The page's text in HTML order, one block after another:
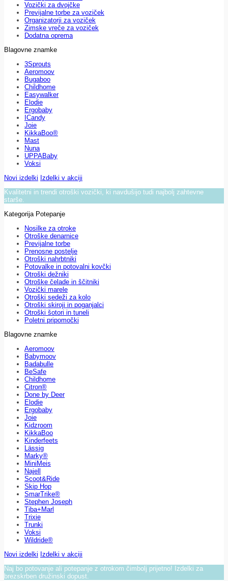
Vozički za dvojčke
Previjalne torbe za voziček
Organizatorji za voziček
Zimske vreče za voziček
Dodatna oprema
Blagovne znamke
3Sprouts
Aeromoov
Bugaboo
Childhome
Easywalker
Elodie
Ergobaby
ICandy
Joie
KikkaBoo®
Mast
Nuna
UPPABaby
Voksi
Novi izdelki Izdelki v akciji
Kvalitetni in trendi otroški vozički, ki navdušijo tudi najbolj zahtevne
starše.
Kategorija Potepanje
Nosilke za otroke
Otroške denarnice
Previjalne torbe
Prenosne postelje
Otroški nahrbtniki
Potovalke in potovalni kovčki
Otroški dežniki
Otroške čelade in ščitniki
Vozički marele
Otroški sedeži za kolo
Otroški skiroji in poganjalci
Otroški šotori in tuneli
Poletni pripomočki
Blagovne znamke
Aeromoov
Babymoov
Badabulle
BeSafe
Childhome
Citron®
Done by Deer
Elodie
Ergobaby
Joie
Kidzroom
KikkaBoo
Kinderfeets
Lässig
Marky®
MiniMeis
Najell
Scoot&Ride
Skip Hop
SmarTrike®
Stephen Joseph
Tiba+Marl
Trixie
Trunki
Voksi
Wildride®
Novi izdelki Izdelki v akciji
Naj bo potovanje ali potepanje z otrokom čimbolj prijetno! Izdelki za
brezskrben družinski dopust.